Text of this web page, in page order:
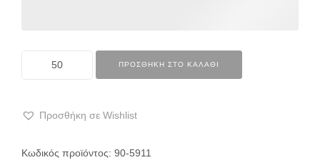
ΠΡΟΣΘΉΚΗ ΣΤΟ ΚΑΛΆΘΙ
Προσθήκη σε Wishlist
Κωδικός προϊόντος: 90-5911